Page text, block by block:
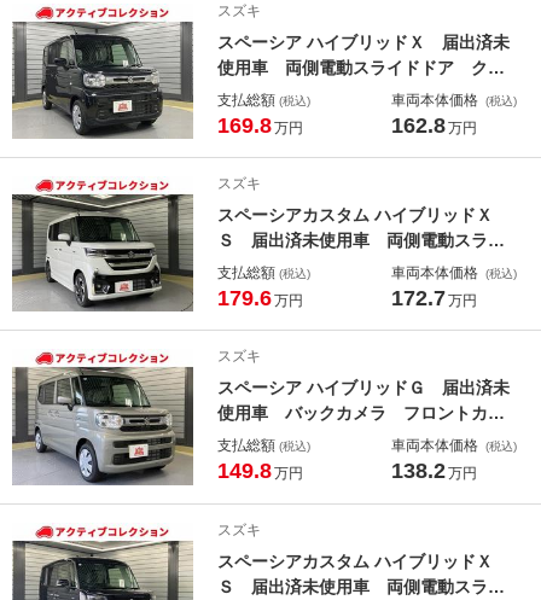
グストップ 電動格納ミラー
スズキ
スペーシア ハイブリッドＸ 届出済未
使用車 両側電動スライドドア クリ
アランスソナー レーンアシスト 衝
突被害軽減システム オートライト
ー シートヒーター
支払総額 (税込)
169.8万円
車両本体価格 (税込)
162.8万円
スズキ
スペーシアカスタム ハイブリッドＸ
Ｓ 届出済未使用車 両側電動スライ
ドドア クリアランスソナー オート
クルーズコントロール レーンアシス
ングストップ 電動格納ミラー
支払総額 (税込)
179.6万円
車両本体価格 (税込)
172.7万円
スズキ
スペーシア ハイブリッドＧ 届出済未
使用車 バックカメラ フロントカメ
ラ 両側スライドドア ナビ ＴＶ
クリアランスソナー 衝突被害軽減シ
ストップ
支払総額 (税込)
149.8万円
車両本体価格 (税込)
138.2万円
スズキ
スペーシアカスタム ハイブリッドＸ
Ｓ 届出済未使用車 両側電動スライ